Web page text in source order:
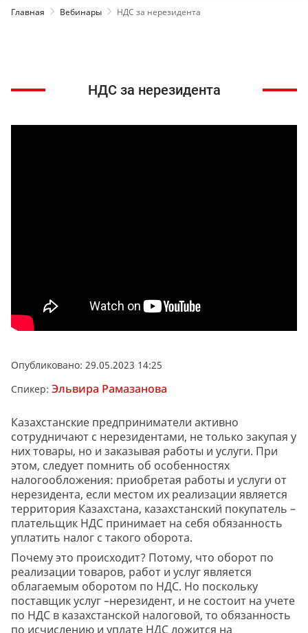
Главная Вебинары НДС за нерезидента
НДС за нерезидента
Опубликовано: 29.05.2023 14:25
Спикер: Эльвира Рамазанова
Казахстанские предприниматели активно
сотрудничают с нерезидентами, не только закупая у
них товары, но и заказывая работы и услуги. При
этом, следует помнить об особенностях
налогообложения: приобретая работы и услуги от
нерезидента, если местом их реализации является
территория Казахстана, казахстанский покупатель –
плательщик НДС принимает на себя обязанность
уплатить налог с такого оборота.
Почему это происходит? Потому, что оборот по
реализации товаров, работ и услуг является
облагаемым оборотом по НДС. Но поскольку
поставщик услуг –нерезидент, и не состоит на учете
по НДС в казахстанской налоговой, то обязанность
по исчислению и уплате НДС ложится на